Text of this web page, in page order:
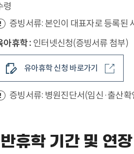
령
증빙서류: 본인이 대표자로 등록된
아휴학 : 인터넷신청(증빙서류 첨부)
유아휴학 신청 바로가기
증빙서류: 병원진단서(임신·출산
휴학 기간 및 연장